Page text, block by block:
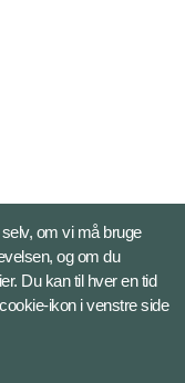
om vi må bruge
og om du
Du kan til hver en tid
ikon i venstre side